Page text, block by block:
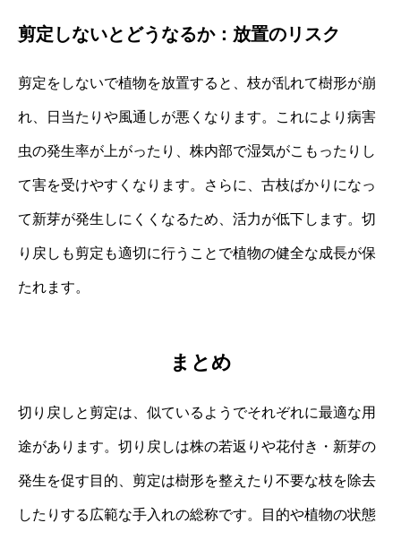
剪定しないとどうなるか：放置のリスク
剪定をしないで植物を放置すると、枝が乱れて樹形が崩
れ、日当たりや風通しが悪くなります。これにより病害
虫の発生率が上がったり、株内部で湿気がこもったりし
て害を受けやすくなります。さらに、古枝ばかりになっ
て新芽が発生しにくくなるため、活力が低下します。切
り戻しも剪定も適切に行うことで植物の健全な成長が保
たれます。
まとめ
切り戻しと剪定は、似ているようでそれぞれに最適な用
途があります。切り戻しは株の若返りや花付き・新芽の
発生を促す目的、剪定は樹形を整えたり不要な枝を除去
したりする広範な手入れの総称です。目的や植物の状態